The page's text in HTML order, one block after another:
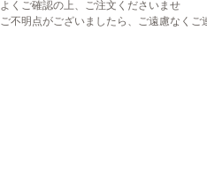
よくご確認の上、ご注文くださいませ
ご不明点がございましたら、ご遠慮なくご